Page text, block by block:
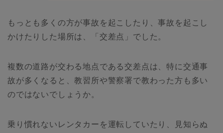
もっとも多くの方が事故を起こしたり、事故を起こし
かけたりした場所は、「交差点」でした。
複数の道路が交わる地点である交差点は、特に交通事
故が多くなると、教習所や警察署で教わった方も多い
のではないでしょうか。
乗り慣れないレンタカーを運転していたり、見知らぬ